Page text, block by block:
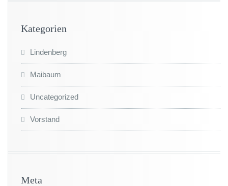
Kategorien
Lindenberg
Maibaum
Uncategorized
Vorstand
Meta